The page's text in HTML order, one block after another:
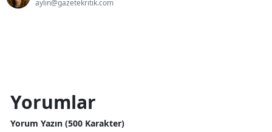
aylin@gazetekritik.com
Yorumlar
Yorum Yazın (500 Karakter)